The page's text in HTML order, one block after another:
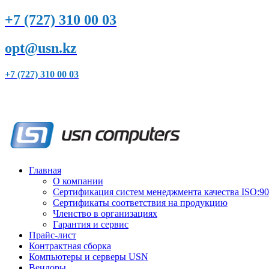
+7 (727) 310 00 03
opt@usn.kz
+7 (727) 310 00 03
Главная
О компании
Сертификация систем менеджмента качества
Сертификаты соответствия на продукцию
Членство в организациях
Гарантия и сервис
Прайс-лист
Контрактная сборка
Компьютеры и серверы USN